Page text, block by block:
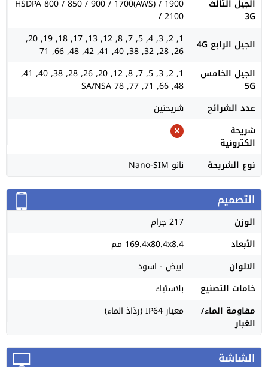
الجيل الثالث
3G
HSDPA 800 / 850 / 900 / 1700(AWS) / 1900
/ 2100
الجيل الرابع 4G
1, 2, 3, 4, 5, 7, 8, 12, 13, 17, 18, 19, 20,
26, 28, 32, 38, 40, 41, 42, 48, 66, 71
الجيل الخامس
5G
1, 2, 3, 5, 7, 8, 12, 20, 26, 28, 38, 40, 41,
48, 66, 71, 77, 78 SA/NSA
عدد الشرائح
شريحتين
شريحة
الكترونية
نوع الشريحة
نانو Nano-SIM
التصميم
الوزن
217 جرام
الأبعاد
169.4x80.4x8.4 مم
الالوان
ابيض - اسود
خامات التصنيع
بلاستيك
مقاومة الماء/
الغبار
معيار IP64 (رذاذ الماء)
الشاشة